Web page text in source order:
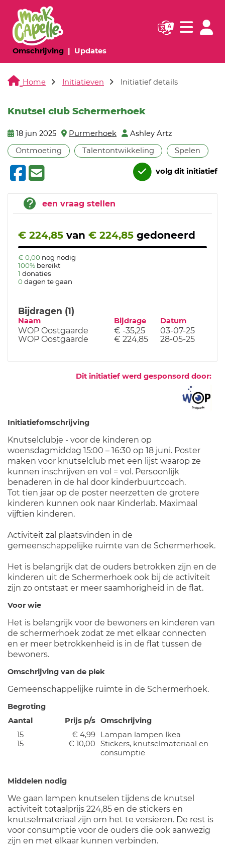
Omschrijving(huidige pagina)
Updates(huidige pagina)
Navigatie
Home Initiatieven Initiatief details
Knutsel club Schermerhoek
18 jun 2025 Purmerhoek
Ashley Artz
Ontmoeting
Talentontwikkeling Spelen
volg dit initiatief
een vraag stellen
€ 224,85 van € 224,85 gedoneerd
€ 0,00 nog nodig
100% bereikt
1 donaties
0 dagen te gaan
Bijdragen (1)
Naam Bijdrage Datum
WOP Oostgaarde € -35,25
03-07-25
WOP Oostgaarde
€ 224,85 28-05-25
Dit initiatief werd gesponsord door:
Initiatiefomschrijving
Knutselclubje - voor de kinderen op
woensdagmiddag 15:00 – 16:30 op 18 juni. Poster
maken voor knutselclub met een lijst waarop ze
kunnen inschrijven en vol = vol. Persoonlijk
benaderen in de hal door kinderbuurtcoach.
Tot tien jaar op de poster neerzetten de grotere
kinderen kunnen ook naar Kinderlab. Maximaal
vijftien kinderen.
Activiteit zal plaatsvinden in de
gemeenschappelijke ruimte van de Schermerhoek.
Het is belangrijk dat de ouders betrokken zijn en de
kinderen uit de Schermerhoek ook bij de activiteit
zijn zo ontstaat er meer saamhorigheid in de flat.
Voor wie
Het is belangrijk voor de bewoners en kinderen van
de schermerhoek zodat ze met elkaar connecten
en er meer betrokkenheid is in de flat tussen de
bewoners.
Omschrijving van de plek
Gemeenschappelijke ruimte in de Schermerhoek.
Begroting
Aantal
Prijs p/s Omschrijving
15
€ 4,99
Lampan lampen Ikea
15
€ 10,00
Stickers, knutselmateriaal en
consumptie
Middelen nodig
We gaan lampen knutselen tijdens de knutsel
activiteit totaalprijs 224,85 en de stickers en
knutselmateriaal zijn om het te versieren. De rest is
voor consumptie voor de ouders die ook aanwezig
zijn en met elkaar kunnen verbinden.